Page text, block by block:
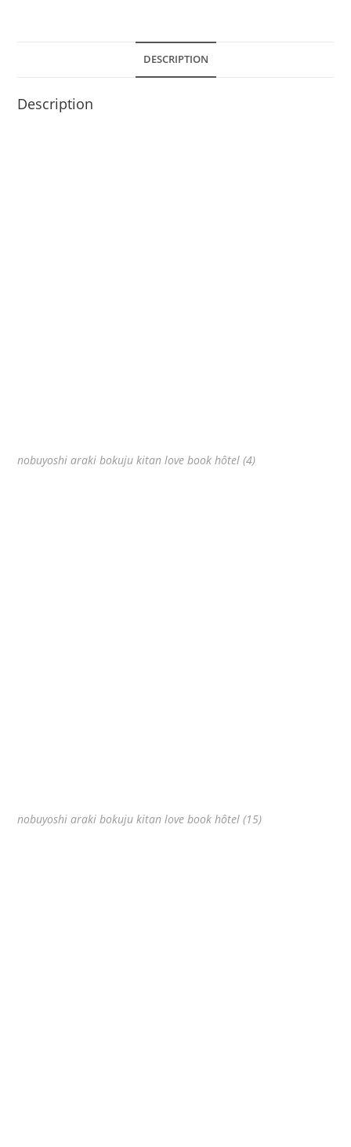
DESCRIPTION
Description
nobuyoshi araki bokuju kitan love book hôtel (4)
nobuyoshi araki bokuju kitan love book hôtel (15)